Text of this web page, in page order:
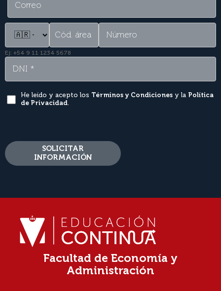
Ej: +54 9 11 1234 5678
He leído y acepto los Términos y Condiciones y la Política
de Privacidad.
SOLICITAR
INFORMACIÓN
Facultad de Economía y
Administración